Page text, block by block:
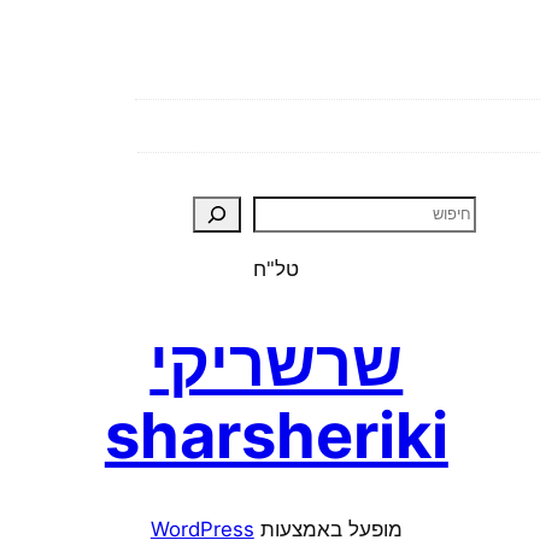
טל"ח
שרשריקי
sharsheriki
מופעל באמצעות ⁦ WordPress